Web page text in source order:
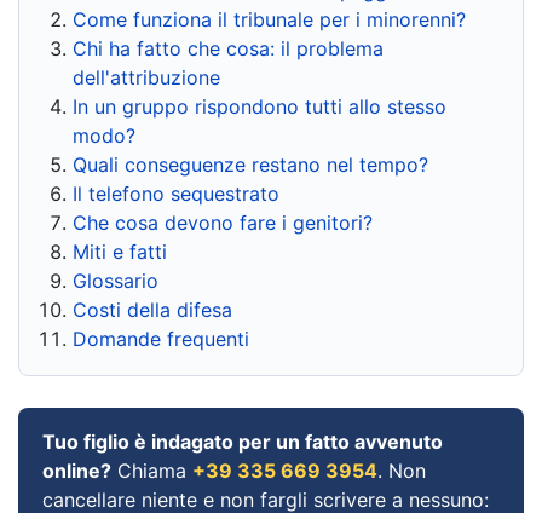
Come funziona il tribunale per i minorenni?
Chi ha fatto che cosa: il problema
dell'attribuzione
In un gruppo rispondono tutti allo stesso
modo?
Quali conseguenze restano nel tempo?
Il telefono sequestrato
Che cosa devono fare i genitori?
Miti e fatti
Glossario
Costi della difesa
Domande frequenti
Tuo figlio è indagato per un fatto avvenuto
online? Chiama +39 335 669 3954. Non
cancellare niente e non fargli scrivere a nessuno: